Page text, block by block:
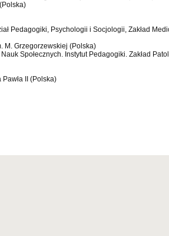
Pedagogiki, Psychologii i Socjologii, Zakład
M. Grzegorzewskiej (Polska)
Społecznych. Instytut Pedagogiki. Zakład
II (Polska)